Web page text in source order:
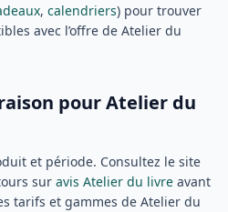
, calendriers) pour trouver
avec l’offre de Atelier du
pour Atelier du
et période. Consultez le site
sur avis Atelier du livre avant
tarifs et gammes de Atelier du